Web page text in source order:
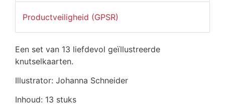
Productveiligheid (GPSR)
Een set van 13 liefdevol geïllustreerde
knutselkaarten.
Illustrator: Johanna Schneider
Inhoud: 13 stuks